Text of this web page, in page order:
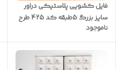
فایل کشویی پلاستیکی دراور
سایز بزرگ 5طبقه کد 425 طرح
چوب قهوه ای
ناموجود